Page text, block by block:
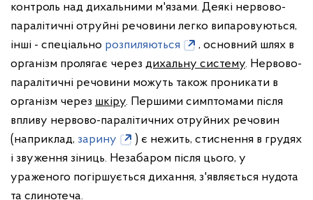
контроль над дихальними м'язами. Деякі нервово-
паралітичні отруйні речовини легко випаровуються,
інші - спеціально розпиляються
, основний шлях в
організм пролягає через дихальну систему. Нервово-
паралітичні речовини можуть також проникати в
організм через шкіру. Першими симптомами після
впливу нервово-паралітичних отруйних речовин
(наприклад, зарину
) є нежить, стиснення в грудях
і звуження зіниць. Незабаром після цього, у
ураженого погіршується дихання, з'являється нудота
та слинотеча.